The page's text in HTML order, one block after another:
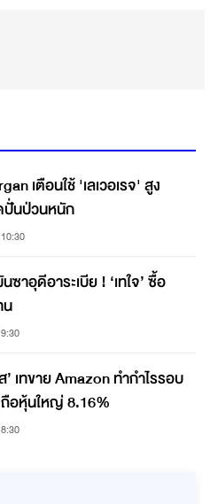
เตือนใช้ 'เลเวอเรจ' สูง
ปั่นป่วนหนัก
าอุดีอาระเบีย ! ‘เทใจ’ ซื้อ
เทขาย Amazon ทำกำไรรอบ
อหุ้นใหญ่ 8.16%